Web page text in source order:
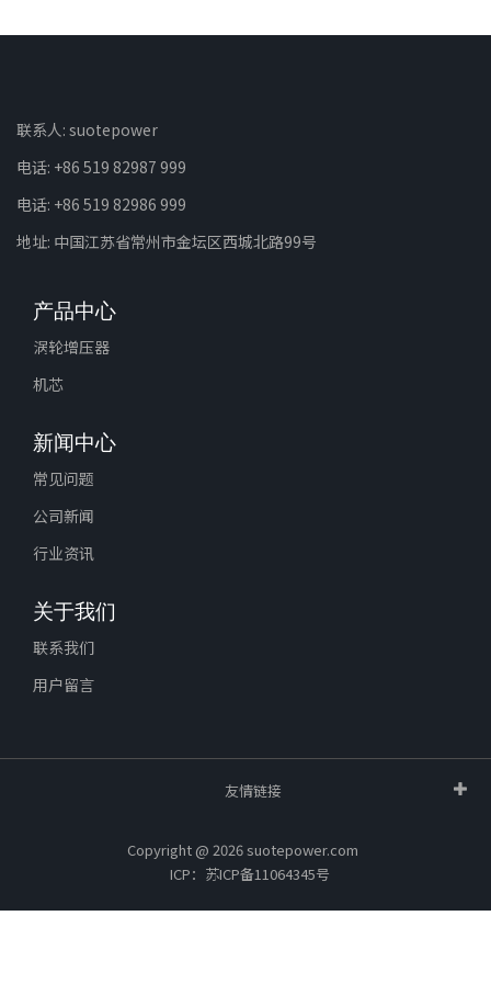
联系人: suotepower
电话: +86 519 82987 999
电话: +86 519 82986 999
地址: 中国江苏省常州市金坛区西城北路99号
产品中心
涡轮增压器
机芯
新闻中心
常见问题
公司新闻
行业资讯
关于我们
联系我们
用户留言
友情链接
Copyright @ 2026 suotepower.com
ICP：苏ICP备11064345号